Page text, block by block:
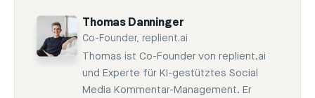
Thomas Danninger
Co-Founder, replient.ai
Thomas ist Co-Founder von replient.ai
und Experte für KI-gestütztes Social
Media Kommentar-Management. Er